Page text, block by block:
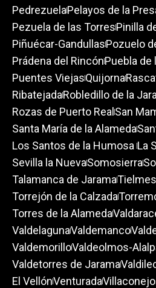
PedrezuelaPelayos de la
Pezuela de las TorresPinilla
Piñuécar-GandullasPozuelo
Prádena del RincónPuebla de
Puentes ViejasQuijorna
RibatejadaRobledillo de la Jara
Rozas de Puerto Real San
Santa María de la Alameda
Los Santos de la Humosa La
Sevilla la NuevaSomosierra
Talamanca de JaramaTielmes
Torrejón de la Calzada
Torres de la Alameda
ValdelagunaValdemanco
ValdemorilloValdeolmos-
Valdetorres de Jarama
El VellónVenturada